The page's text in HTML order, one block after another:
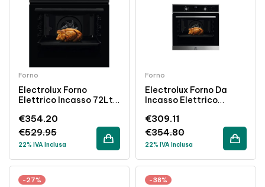
Forno
Electrolux Forno
Elettrico Incasso 72Lt
Classe A+ Ventilato
€529.95
€354.20
22% IVA Inclusa
Forno
Electrolux Forno Da
Incasso Elettrico
Vapore Inox Classe A
€354.80
€309.11
22% IVA Inclusa
-27% -38%